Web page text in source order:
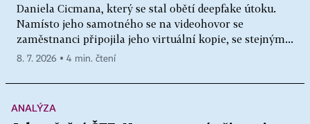
Daniela Cicmana, který se stal obětí deepfake útoku.
Namísto jeho samotného se na videohovor se
zaměstnanci připojila jeho virtuální kopie, se stejným...
8. 7. 2026 ▪ 4 min. čtení
ANALÝZA